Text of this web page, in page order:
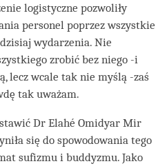
logistyczne pozwoliły
personel poprzez wszystkie
wydarzenia. Nie
zrobić bez niego -i
lecz wcale tak nie myślą -zaś
tak uważam.
Dr Elahé Omidyar Mir
się do spowodowania tego
sufizmu i buddyzmu. Jako